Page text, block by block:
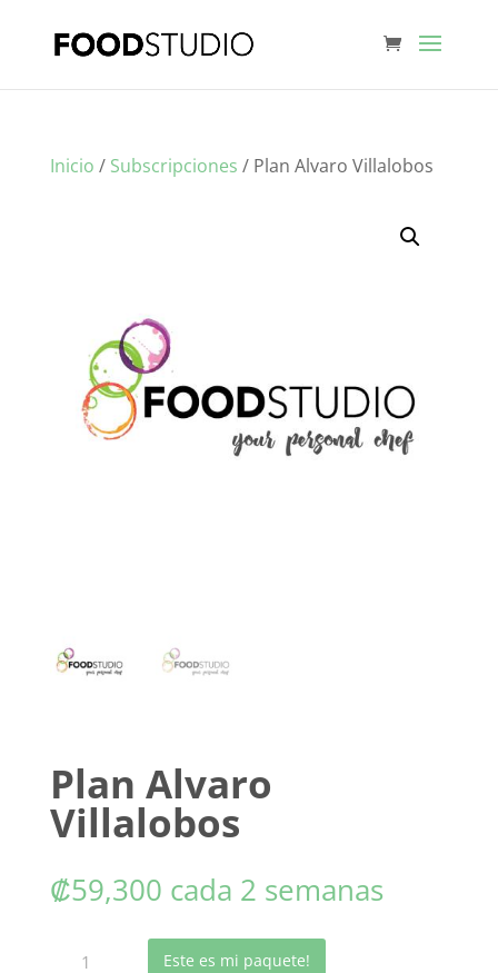
Inicio / Subscripciones / Plan Alvaro Villalobos
Plan Alvaro
Villalobos
₡59,300 cada 2 semanas
Plan
Este es mi paquete!